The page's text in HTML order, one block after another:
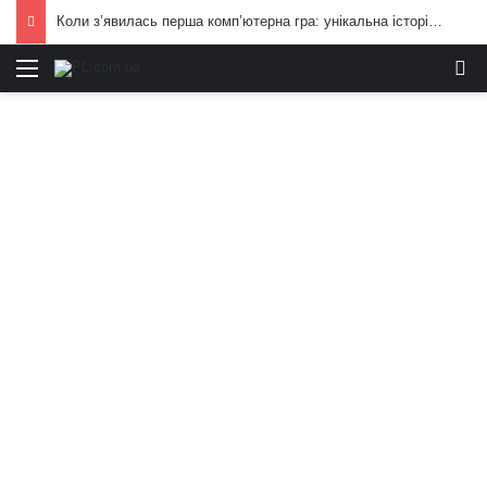
Коли з’явилась перша комп’ютерна гра: унікальна історія цілої індустрії
Меню